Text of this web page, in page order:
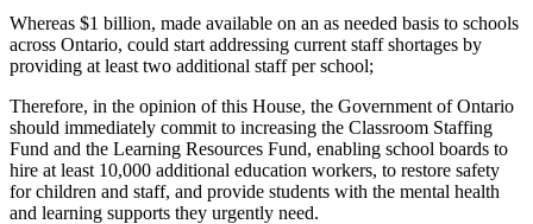
Whereas $1 billion, made available on an as needed basis to schools
across Ontario, could start addressing current staff shortages by
providing at least two additional staff per school;
Therefore, in the opinion of this House, the Government of Ontario
should immediately commit to increasing the Classroom Staffing
Fund and the Learning Resources Fund, enabling school boards to
hire at least 10,000 additional education workers, to restore safety
for children and staff, and provide students with the mental health
and learning supports they urgently need.